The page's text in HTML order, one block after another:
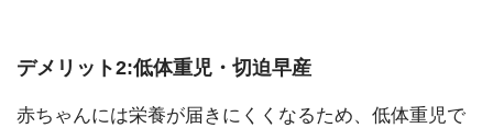
デメリット2:低体重児・切迫早産
赤ちゃんには栄養が届きにくくなるため、低体重児で